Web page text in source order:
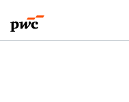
to
content
to
footer